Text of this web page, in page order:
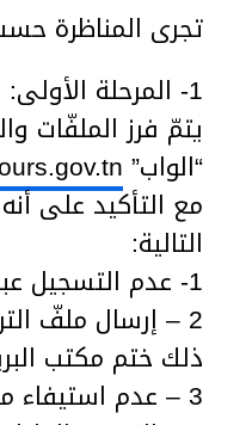
تجرى المناظرة
1- المرحلة الأولى: التثبت من صحة الوثائق المكونة للملف:
يتمّ فرز الملفّات
“الواب”
مع التأكيد على
التالية:
1- عدم التسجيل عبر موقع ” الواب
2 – إرسال ملفّ
ذلك ختم مكتب
3 – عدم استيفاء ملفّ التّرشح لجميع الوثائق المطلوبة،